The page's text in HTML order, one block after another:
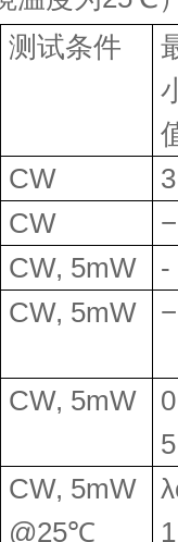
测试条件
CW
3
CW
−
CW, 5mW
-
CW, 5mW −
CW, 5mW
5
CW, 5mW
@25℃
1